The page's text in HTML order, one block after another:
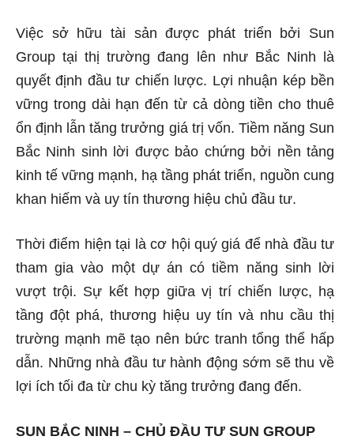
Việc sở hữu tài sản được phát triển bởi Sun
Group tại thị trường đang lên như Bắc Ninh là
quyết định đầu tư chiến lược. Lợi nhuận kép bền
vững trong dài hạn đến từ cả dòng tiền cho thuê
ổn định lẫn tăng trưởng giá trị vốn. Tiềm năng Sun
Bắc Ninh sinh lời được bảo chứng bởi nền tảng
kinh tế vững mạnh, hạ tầng phát triển, nguồn cung
khan hiếm và uy tín thương hiệu chủ đầu tư.
Thời điểm hiện tại là cơ hội quý giá để nhà đầu tư
tham gia vào một dự án có tiềm năng sinh lời
vượt trội. Sự kết hợp giữa vị trí chiến lược, hạ
tầng đột phá, thương hiệu uy tín và nhu cầu thị
trường mạnh mẽ tạo nên bức tranh tổng thể hấp
dẫn. Những nhà đầu tư hành động sớm sẽ thu về
lợi ích tối đa từ chu kỳ tăng trưởng đang đến.
SUN BẮC NINH – CHỦ ĐẦU TƯ SUN GROUP